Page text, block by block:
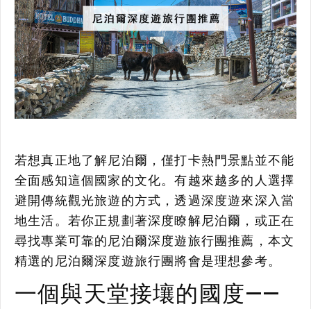
若想真正地了解尼泊爾，僅打卡熱門景點並不能
全面感知這個國家的文化。有越來越多的人選擇
避開傳統觀光旅遊的方式，透過深度遊來深入當
地生活。若你正規劃著深度瞭解尼泊爾，或正在
尋找專業可靠的尼泊爾深度遊旅行團推薦，本文
精選的尼泊爾深度遊旅行團將會是理想參考。
一個與天堂接壤的國度——